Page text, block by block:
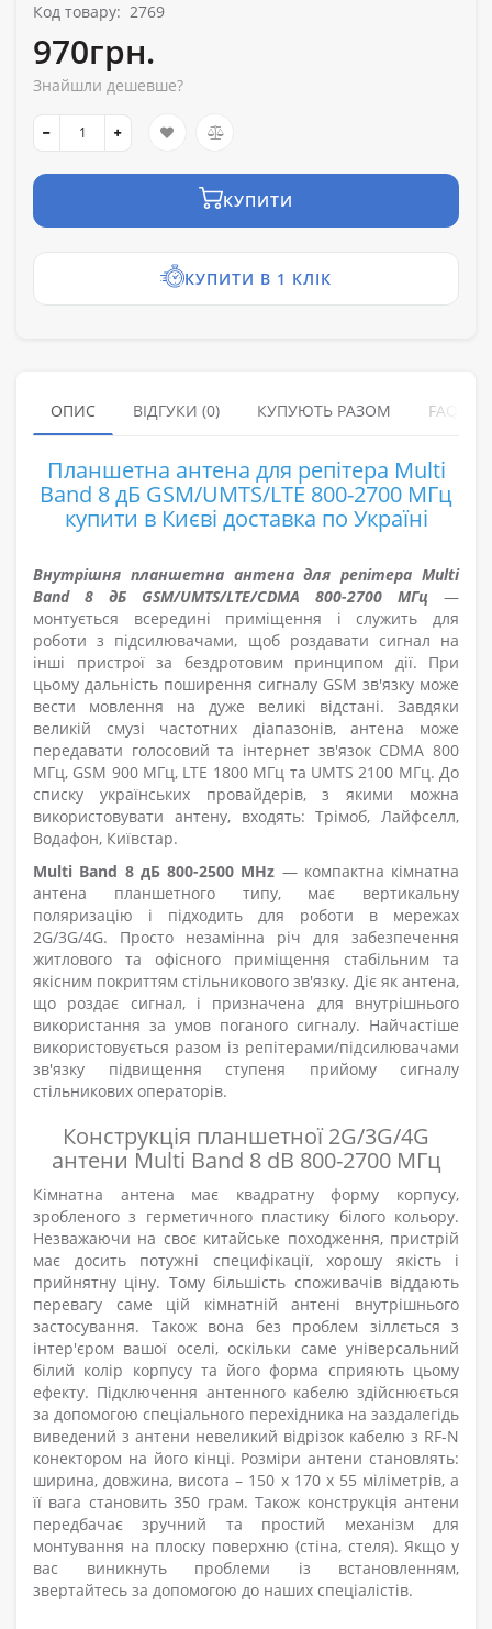
Код товару: 2769
970грн.
Знайшли дешевше?
КУПИТИ
КУПИТИ В 1 КЛІК
ОПИС ВІДГУКИ (0) КУПУЮТЬ РАЗОМ FAQ
Планшетна антена для репітера Multi
Band 8 дБ GSM/UMTS/LTE 800-2700 МГц
купити в Києві доставка по Україні
Внутрішня планшетна антена для репітера Multi
Band 8 дБ GSM/UMTS/LTE/CDMA 800-2700 МГц
—
монтується всередині приміщення і служить для
роботи з підсилювачами, щоб роздавати сигнал на
інші пристрої за бездротовим принципом дії. При
цьому дальність поширення сигналу GSM зв'язку може
вести мовлення на дуже великі відстані. Завдяки
великій смузі частотних діапазонів, антена може
передавати голосовий та інтернет зв'язок CDMA 800
МГц, GSM 900 МГц, LTE 1800 МГц та UMTS 2100 МГц. До
списку українських провайдерів, з якими можна
використовувати антену, входять: Трімоб, Лайфселл,
Водафон, Київстар.
Multi Band 8 дБ 800-2500 MHz — компактна кімнатна
антена планшетного типу, має вертикальну
поляризацію і підходить для роботи в мережах
2G/3G/4G. Просто незамінна річ для забезпечення
житлового та офісного приміщення стабільним та
якісним покриттям стільникового зв'язку. Діє як антена,
що роздає сигнал, і призначена для внутрішнього
використання за умов поганого сигналу. Найчастіше
використовується разом із репітерами/підсилювачами
зв'язку підвищення ступеня прийому сигналу
стільникових операторів.
Конструкція планшетної 2G/3G/4G
антени Multi Band 8 dB 800-2700 МГц
Кімнатна антена має квадратну форму корпусу,
зробленого з герметичного пластику білого кольору.
Незважаючи на своє китайське походження, пристрій
має досить потужні специфікації, хорошу якість і
прийнятну ціну. Тому більшість споживачів віддають
перевагу саме цій кімнатній антені внутрішнього
застосування. Також вона без проблем зіллється з
інтер'єром вашої оселі, оскільки саме універсальний
білий колір корпусу та його форма сприяють цьому
ефекту. Підключення антенного кабелю здійснюється
за допомогою спеціального перехідника на заздалегідь
виведений з антени невеликий відрізок кабелю з RF-N
конектором на його кінці. Розміри антени становлять:
ширина, довжина, висота – 150 х 170 х 55 міліметрів, а
її вага становить 350 грам. Також конструкція антени
передбачає зручний та простий механізм для
монтування на плоску поверхню (стіна, стеля). Якщо у
вас виникнуть проблеми із встановленням,
звертайтесь за допомогою до наших спеціалістів.